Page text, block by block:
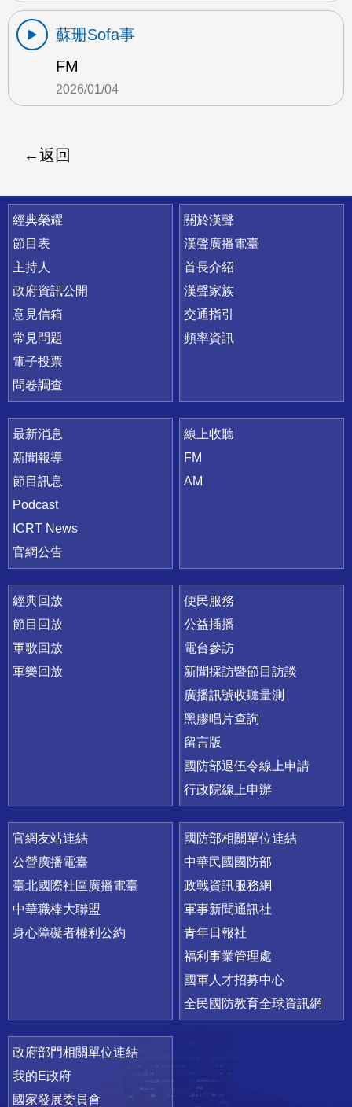
蘇珊Sofa事
FM
2026/01/04
返回
快速連結
經典榮耀
節目表
主持人
政府資訊公開
意見信箱
常見問題
電子投票
問卷調查
關於漢聲
漢聲廣播電臺
首長介紹
漢聲家族
交通指引
頻率資訊
最新消息
新聞報導
節目訊息
Podcast
ICRT News
官網公告
線上收聽
FM
AM
經典回放
節目回放
軍歌回放
軍樂回放
便民服務
公益插播
電台參訪
新聞採訪暨節目訪談
廣播訊號收聽量測
黑膠唱片查詢
留言版
國防部退伍令線上申請
行政院線上申辦
官網友站連結
公營廣播電臺
臺北國際社區廣播電臺
中華職棒大聯盟
身心障礙者權利公約
國防部相關單位連結
中華民國國防部
政戰資訊服務網
軍事新聞通訊社
青年日報社
福利事業管理處
國軍人才招募中心
全民國防教育全球資訊網
政府部門相關單位連結
我的E政府
國家發展委員會